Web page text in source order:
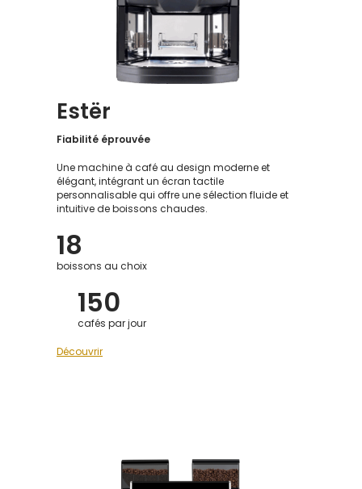
Estër
Fiabilité éprouvée
Une machine à café au design moderne et
élégant, intégrant un écran tactile
personnalisable qui offre une sélection fluide et
intuitive de boissons chaudes.
18
boissons au choix
150
cafés par jour
Découvrir